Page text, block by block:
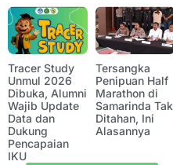
Tracer Study
Unmul 2026
Dibuka, Alumni
Wajib Update
Data dan
Dukung
Pencapaian
IKU
Tersangka
Penipuan Half
Marathon di
Samarinda Tak
Ditahan, Ini
Alasannya